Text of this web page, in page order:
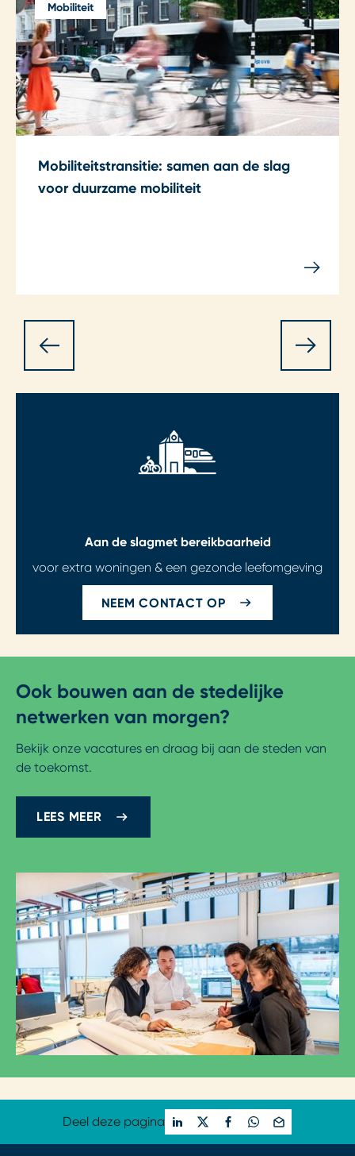
Mobiliteit
Mobiliteitstransitie: samen aan de slag
voor duurzame mobiliteit
Aan de slagmet bereikbaarheid
voor extra woningen & een gezonde leefomgeving
NEEM CONTACT OP
Ook bouwen aan de stedelijke
netwerken van morgen?
Bekijk onze vacatures en draag bij aan de steden van
de toekomst.
LEES MEER
Deel deze pagina